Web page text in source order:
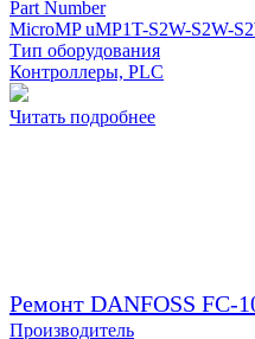
Part Number
MicroMP uMP1T-S2W-S2W-
Тип оборудования
Контроллеры, PLC
Читать подробнее
Ремонт DANFOSS FC-
Производитель